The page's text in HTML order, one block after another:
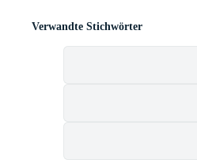
Verwandte Stichwörter